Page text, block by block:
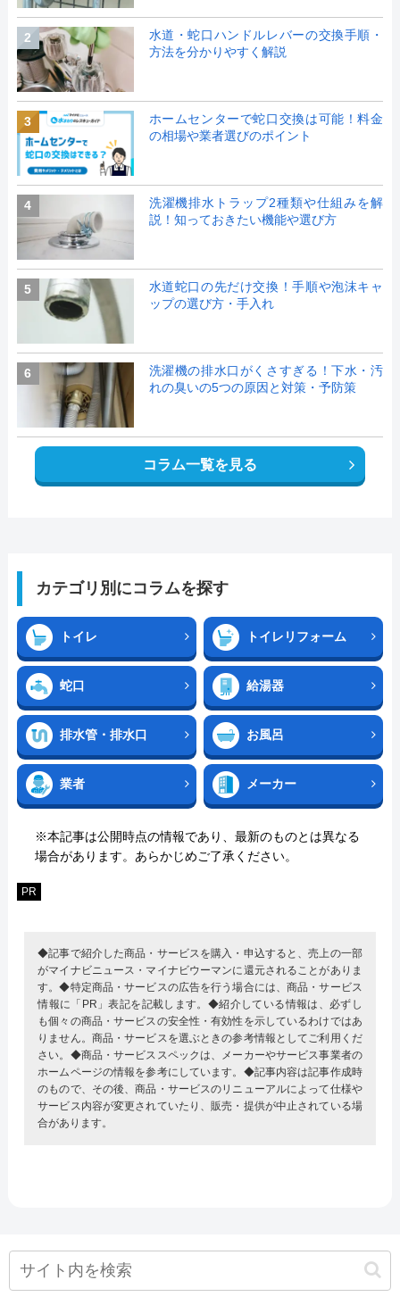
2
水道・蛇口ハンドルレバーの交換手順・
方法を分かりやすく解説
3
ホームセンターで蛇口交換は可能！料金
の相場や業者選びのポイント
4
洗濯機排水トラップ2種類や仕組みを解
説！知っておきたい機能や選び方
5
水道蛇口の先だけ交換！手順や泡沫キャ
ップの選び方・手入れ
6
洗濯機の排水口がくさすぎる！下水・汚
れの臭いの5つの原因と対策・予防策
コラム一覧を見る
カテゴリ別にコラムを探す
トイレ トイレリフォーム
蛇口 給湯器
排水管・排水口 お風呂
業者 メーカー
※本記事は公開時点の情報であり、最新のものとは異なる
場合があります。あらかじめご了承ください。
PR
◆記事で紹介した商品・サービスを購入・申込すると、売上の一部
がマイナビニュース・マイナビウーマンに還元されることがありま
す。◆特定商品・サービスの広告を行う場合には、商品・サービス
情報に「PR」表記を記載します。◆紹介している情報は、必ずし
も個々の商品・サービスの安全性・有効性を示しているわけではあ
りません。商品・サービスを選ぶときの参考情報としてご利用くだ
さい。◆商品・サービススペックは、メーカーやサービス事業者の
ホームページの情報を参考にしています。◆記事内容は記事作成時
のもので、その後、商品・サービスのリニューアルによって仕様や
サービス内容が変更されていたり、販売・提供が中止されている場
合があります。